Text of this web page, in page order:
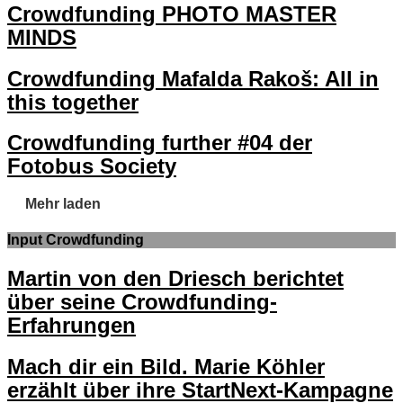
Crowdfunding PHOTO MASTER
MINDS
Crowdfunding Mafalda Rakoš: All in
this together
Crowdfunding further #04 der
Fotobus Society
Mehr laden
Input Crowdfunding
Martin von den Driesch berichtet
über seine Crowdfunding-
Erfahrungen
Mach dir ein Bild. Marie Köhler
erzählt über ihre StartNext-Kampagne